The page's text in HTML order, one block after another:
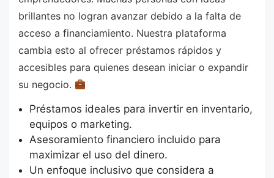
brillantes no logran avanzar debido a la falta de
acceso a financiamiento. Nuestra plataforma
cambia esto al ofrecer préstamos rápidos y
accesibles para quienes desean iniciar o expandir
su negocio.
Préstamos ideales para invertir en inventario,
equipos o marketing.
Asesoramiento financiero incluido para
maximizar el uso del dinero.
Un enfoque inclusivo que considera a